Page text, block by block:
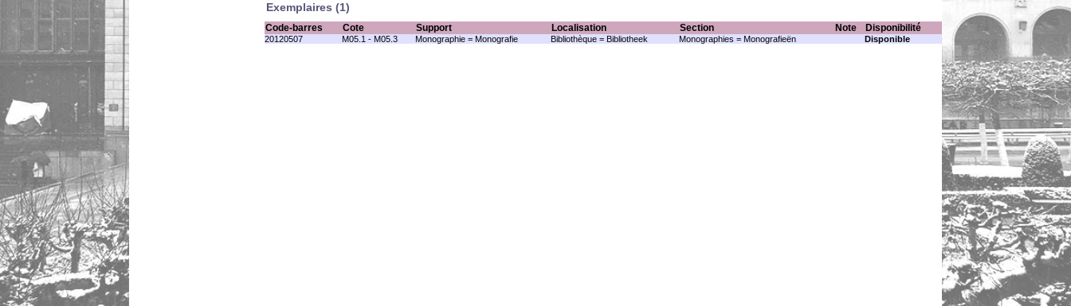
Exemplaires (1)
Code-barres Cote Support Localisation Section Note Disponibilité
20120507 M05.1 - M05.3 Monographie = Monografie Bibliothèque = Bibliotheek Monographies = Monografieën Disponible